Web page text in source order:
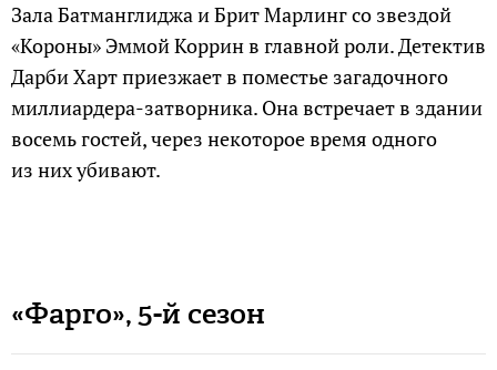
Зала Батманглиджа и Брит Марлинг со звездой
«Короны» Эммой Коррин в главной роли. Детектив
Дарби Харт приезжает в поместье загадочного
миллиардера-затворника. Она встречает в здании
восемь гостей, через некоторое время одного
из них убивают.
«Фарго», 5-й сезон